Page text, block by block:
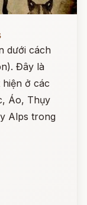
dưới cách
Đây là
ở các
Áo, Thụy
Alps trong